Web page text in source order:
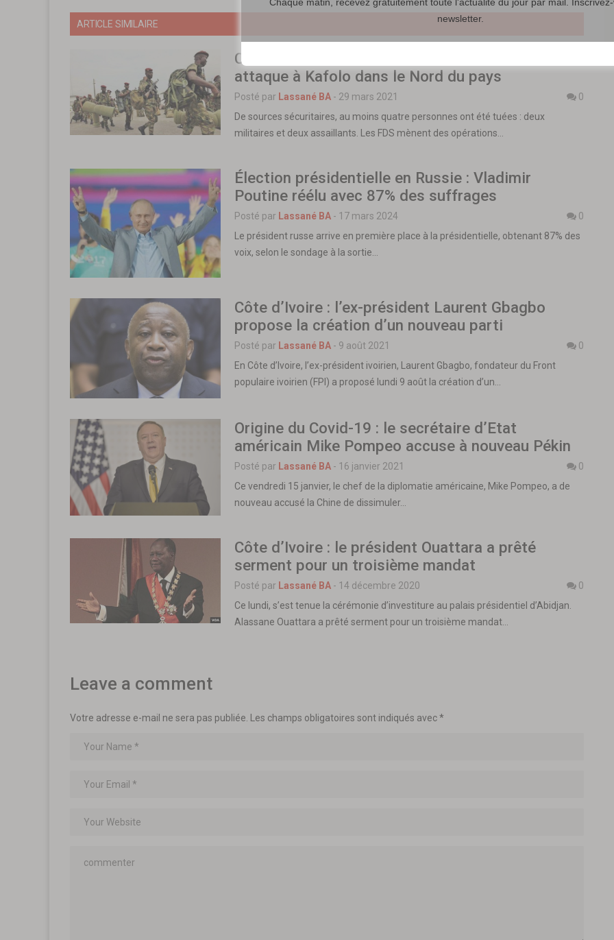
ARTICLE SIMILAIRE
Côte d’Ivoire : deux militaires tués dans une
attaque à Kafolo dans le Nord du pays
Posté par Lassané BA - 29 mars 2021
0
De sources sécuritaires, au moins quatre personnes ont été tuées : deux
militaires et deux assaillants. Les FDS mènent des opérations…
Élection présidentielle en Russie : Vladimir
Poutine réélu avec 87% des suffrages
Posté par Lassané BA - 17 mars 2024
0
Le président russe arrive en première place à la présidentielle, obtenant 87% des
voix, selon le sondage à la sortie…
Côte d’Ivoire : l’ex-président Laurent Gbagbo
propose la création d’un nouveau parti
Posté par Lassané BA - 9 août 2021
0
En Côte d’Ivoire, l’ex-président ivoirien, Laurent Gbagbo, fondateur du Front
populaire ivoirien (FPI) a proposé lundi 9 août la création d’un…
Origine du Covid-19 : le secrétaire d’Etat
américain Mike Pompeo accuse à nouveau Pékin
Posté par Lassané BA - 16 janvier 2021
0
Ce vendredi 15 janvier, le chef de la diplomatie américaine, Mike Pompeo, a de
nouveau accusé la Chine de dissimuler…
Côte d’Ivoire : le président Ouattara a prêté
serment pour un troisième mandat
Posté par Lassané BA - 14 décembre 2020
0
Ce lundi, s’est tenue la cérémonie d’investiture au palais présidentiel d’Abidjan.
Alassane Ouattara a prêté serment pour un troisième mandat…
Leave a comment
Votre adresse e-mail ne sera pas publiée. Les champs obligatoires sont indiqués avec*
newsletter.